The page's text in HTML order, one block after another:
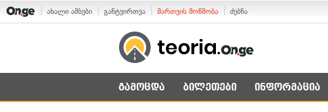
ახალი ამბები განტვირთვა მართვის მოწმობა ძებნა
გამოცდა ბილეთები ინფორმაცია